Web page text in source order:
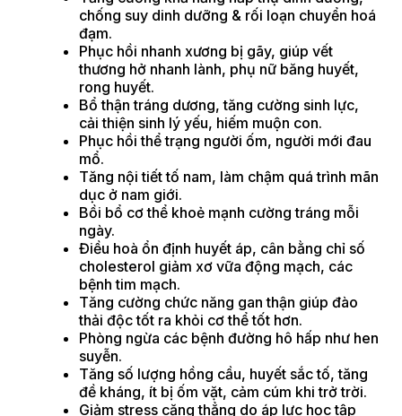
chống suy dinh dưỡng & rối loạn chuyển hoá
đạm.
Phục hồi nhanh xương bị gãy, giúp vết
thương hở nhanh lành, phụ nữ băng huyết,
rong huyết.
Bổ thận tráng dương, tăng cường sinh lực,
cải thiện sinh lý yếu, hiếm muộn con.
Phục hồi thể trạng người ốm, người mới đau
mổ.
Tăng nội tiết tố nam, làm chậm quá trình mãn
dục ở nam giới.
Bồi bổ cơ thể khoẻ mạnh cường tráng mỗi
ngày.
Điều hoà ổn định huyết áp, cân bằng chỉ số
cholesterol giảm xơ vữa động mạch, các
bệnh tim mạch.
Tăng cường chức năng gan thận giúp đào
thải độc tốt ra khỏi cơ thể tốt hơn.
Phòng ngừa các bệnh đường hô hấp như hen
suyễn.
Tăng số lượng hồng cầu, huyết sắc tố, tăng
đề kháng, ít bị ốm vặt, cảm cúm khi trở trời.
Giảm stress căng thẳng do áp lực học tập